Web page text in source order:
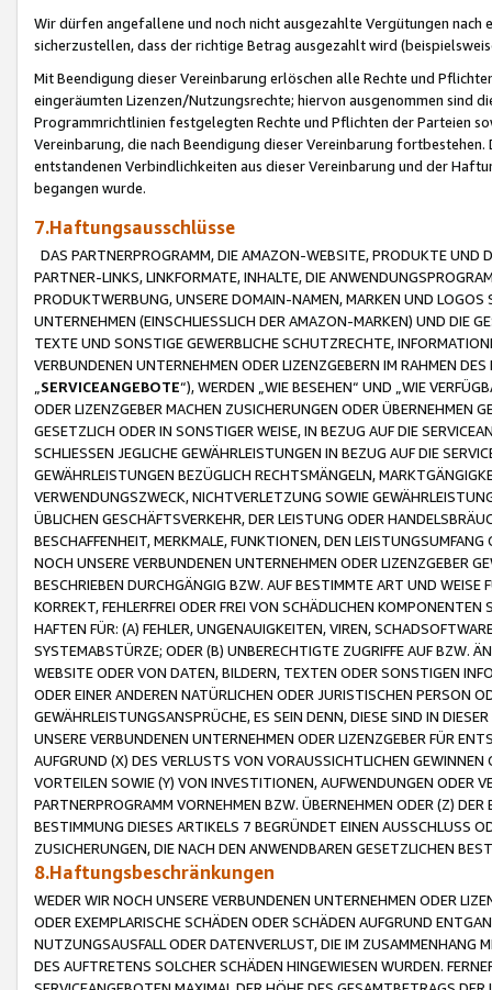
Wir dürfen angefallene und noch nicht ausgezahlte Vergütungen
sicherzustellen, dass der richtige Betrag ausgezahlt wird
Mit Beendigung dieser Vereinbarung erlöschen alle Rechte und
eingeräumten Lizenzen/Nutzungsrechte; hiervon ausgenommen sind
Programmrichtlinien festgelegten Rechte und Pflichten der Parteien
Vereinbarung, die nach Beendigung dieser Vereinbarung
entstandenen Verbindlichkeiten aus dieser Vereinbarung und der
begangen wurde.
7.Haftungsausschlüsse
DAS PARTNERPROGRAMM, DIE AMAZON-WEBSITE, PRODUKTE UND
PARTNER-LINKS, LINKFORMATE, INHALTE, DIE
PRODUKTWERBUNG, UNSERE DOMAIN-NAMEN, MARKEN UND
UNTERNEHMEN (EINSCHLIESSLICH DER AMAZON-MARKEN) UND DIE
TEXTE UND SONSTIGE GEWERBLICHE SCHUTZRECHTE,
VERBUNDENEN UNTERNEHMEN ODER LIZENZGEBERN IM RAHMEN
SERVICEANGEBOTE“), WERDEN „WIE BESEHEN“ UND „WIE
ODER LIZENZGEBER MACHEN ZUSICHERUNGEN ODER ÜBERNEHMEN
GESETZLICH ODER IN SONSTIGER WEISE, IN BEZUG AUF DIE
SCHLIESSEN JEGLICHE GEWÄHRLEISTUNGEN IN BEZUG AUF DIE
GEWÄHRLEISTUNGEN BEZÜGLICH RECHTSMÄNGELN,
VERWENDUNGSZWECK, NICHTVERLETZUNG SOWIE
ÜBLICHEN GESCHÄFTSVERKEHR, DER LEISTUNG ODER
BESCHAFFENHEIT, MERKMALE, FUNKTIONEN, DEN
NOCH UNSERE VERBUNDENEN UNTERNEHMEN ODER LIZENZGEBER
BESCHRIEBEN DURCHGÄNGIG BZW. AUF BESTIMMTE ART UND
KORREKT, FEHLERFREI ODER FREI VON SCHÄDLICHEN
HAFTEN FÜR: (A) FEHLER, UNGENAUIGKEITEN, VIREN,
SYSTEMABSTÜRZE; ODER (B) UNBERECHTIGTE ZUGRIFFE AUF BZW.
WEBSITE ODER VON DATEN, BILDERN, TEXTEN ODER SONSTIGEN
ODER EINER ANDEREN NATÜRLICHEN ODER JURISTISCHEN PERSON
GEWÄHRLEISTUNGSANSPRÜCHE, ES SEIN DENN, DIESE SIND IN
UNSERE VERBUNDENEN UNTERNEHMEN ODER LIZENZGEBER FÜR
AUFGRUND (X) DES VERLUSTS VON VORAUSSICHTLICHEN
VORTEILEN SOWIE (Y) VON INVESTITIONEN, AUFWENDUNGEN ODER
PARTNERPROGRAMM VORNEHMEN BZW. ÜBERNEHMEN ODER (Z)
BESTIMMUNG DIESES ARTIKELS 7 BEGRÜNDET EINEN AUSSCHLUSS
ZUSICHERUNGEN, DIE NACH DEN ANWENDBAREN GESETZLICHEN
8.Haftungsbeschränkungen
WEDER WIR NOCH UNSERE VERBUNDENEN UNTERNEHMEN ODER
ODER EXEMPLARISCHE SCHÄDEN ODER SCHÄDEN AUFGRUND
NUTZUNGSAUSFALL ODER DATENVERLUST, DIE IM ZUSAMMENHANG
DES AUFTRETENS SOLCHER SCHÄDEN HINGEWIESEN WURDEN.